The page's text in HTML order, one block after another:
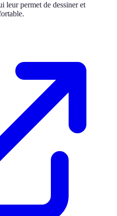
leur permet de dessiner et